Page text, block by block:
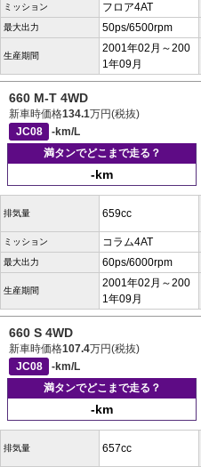
ミッション フロア4AT
最大出力 50ps/6500rpm
生産期間
2001年02月～200
1年09月
660 M-T 4WD
新車時価格134.1万円(税抜)
JC08
-km/L
満タンでどこまで走る？
-km
排気量 659cc
ミッション コラム4AT
最大出力 60ps/6000rpm
生産期間
2001年02月～200
1年09月
660 S 4WD
新車時価格107.4万円(税抜)
JC08
-km/L
満タンでどこまで走る？
-km
排気量 657cc